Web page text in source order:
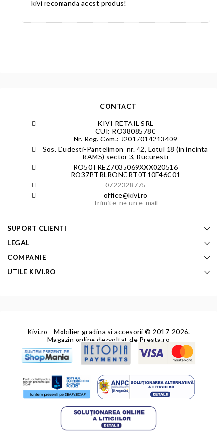
kivi recomanda acest produs!
CONTACT
KIVI RETAIL SRL
CUI: RO38085780
Nr. Reg. Com.: J2017014213409
Sos. Dudesti-Pantelimon, nr. 42, Lotul 18 (in incinta
RAMS) sector 3, Bucuresti
RO50TREZ7035069XXX020516
RO37BTRLRONCRT0T10F46C01
0722328775
office@kivi.ro
Trimite-ne un e-mail
SUPORT CLIENTI
LEGAL
COMPANIE
UTILE KIVI.RO
Kivi.ro - Mobilier gradina si accesorii © 2017-2026.
Magazin online dezvoltat de Presta.ro